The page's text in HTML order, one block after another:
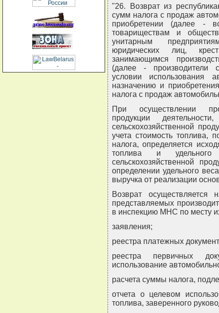
"26. Возврат из
сумм налога с продаж
приобретении (далее -
товариществам и
унитарным
юридических лиц,
занимающимся
(далее - производители
условии использования
назначению и
налога с продаж
При осуществлении
продукции
сельскохозяйственной
учета стоимость топлива,
налога, определяется
топлива и
сельскохозяйственной
определении удельного
выручка от реализации
Возврат осуществляется
представляемых
в инспекцию МНС по месту
заявления;
реестра платежных
реестра первичных
использование
расчета суммы налога,
отчета о целевом
топлива, заверенного